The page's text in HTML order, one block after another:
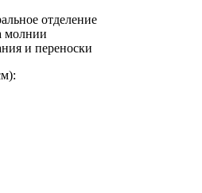
отделение
молнии
и переноски